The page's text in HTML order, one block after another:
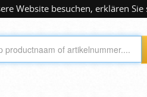
Website besuchen, erklären